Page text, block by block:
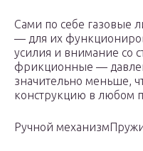
Сами по себе газовые
— для их
усилия и внимание со
фрикционные —
значительно меньше,
конструкцию в любом
Ручной механизм